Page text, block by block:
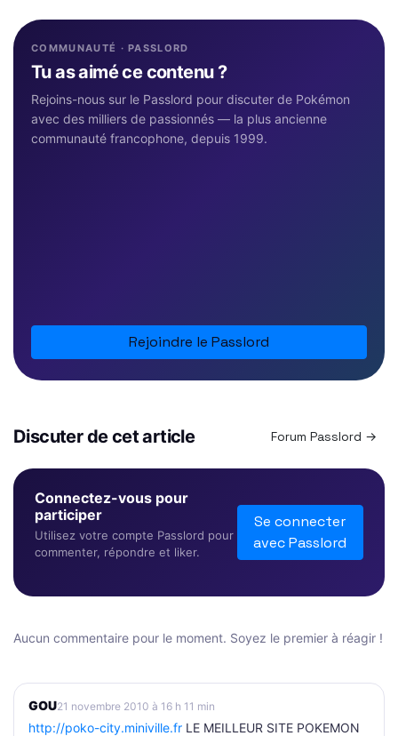
COMMUNAUTÉ · PASSLORD
Tu as aimé ce contenu ?
Rejoins-nous sur le Passlord pour discuter de Pokémon
avec des milliers de passionnés — la plus ancienne
communauté francophone, depuis 1999.
Rejoindre le Passlord
Discuter de cet article Forum Passlord →
Connectez-vous pour
participer
Utilisez votre compte Passlord pour
commenter, répondre et liker.
Se connecter
avec Passlord
Aucun commentaire pour le moment. Soyez le premier à réagir !
GOU21 novembre 2010 à 16 h 11 min
http://poko-city.miniville.fr LE MEILLEUR SITE POKEMON